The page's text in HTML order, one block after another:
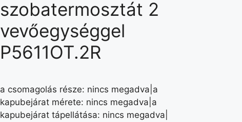
szobatermosztát 2
vevőegységgel
P5611OT.2R
a csomagolás része: nincs megadva|a
kapubejárat mérete: nincs megadva|a
kapubejárat tápellátása: nincs megadva|